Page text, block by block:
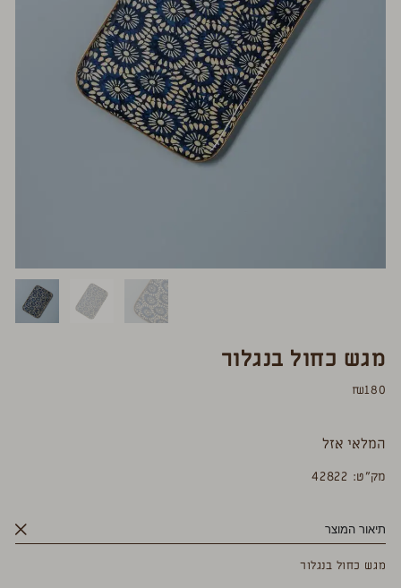
מגש כחול בנגלור
₪180
המלאי אזל
מק”ט: 42822
תיאור המוצר
מגש כחול בנגלור